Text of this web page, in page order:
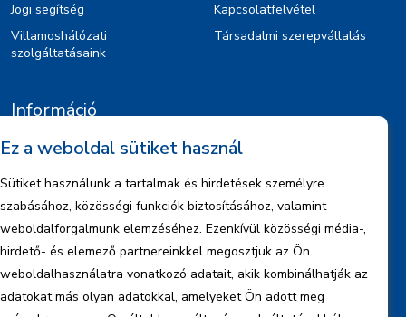
Jogi segítség
Villamoshálózati
szolgáltatásaink
Kapcsolatfelvétel
Társadalmi szerepvállalás
Információ
Kiajánlók
Jognyilatkozat
Szerzői jogok
Adatkezelési tájékoztató
Céginformáció
Jelentések
Ez a weboldal sütiket használ
Sütiket használunk a tartalmak és hirdetések személyre
szabásához, közösségi funkciók biztosításához, valamint
weboldalforgalmunk elemzéséhez. Ezenkívül közösségi média-,
hirdető- és elemező partnereinkkel megosztjuk az Ön
weboldalhasználatra vonatkozó adatait, akik kombinálhatják az
adatokat más olyan adatokkal, amelyeket Ön adott meg